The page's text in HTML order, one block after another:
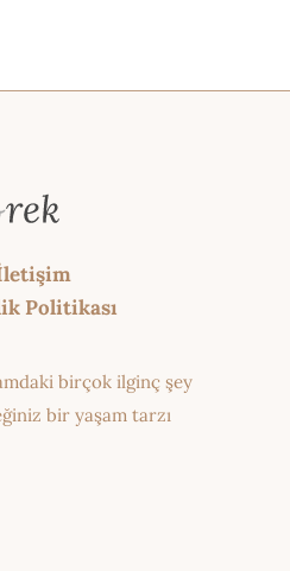
Politikası
birçok ilginç şey
bir yaşam tarzı